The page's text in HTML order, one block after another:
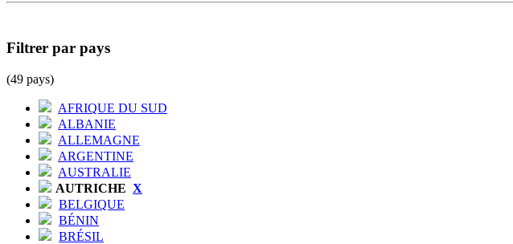
Filtrer par pays
(49 pays)
AFRIQUE DU SUD
ALBANIE
ALLEMAGNE
ARGENTINE
AUSTRALIE
AUTRICHE X
BELGIQUE
BÉNIN
BRÉSIL